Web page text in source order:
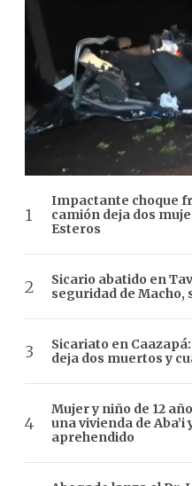
Impactante choque
camión deja dos
Esteros
Sicario abatido en
seguridad de Macho,
Sicariato en
deja dos muertos y
Mujer y niño de 12
una vivienda de Aba’i
aprehendido